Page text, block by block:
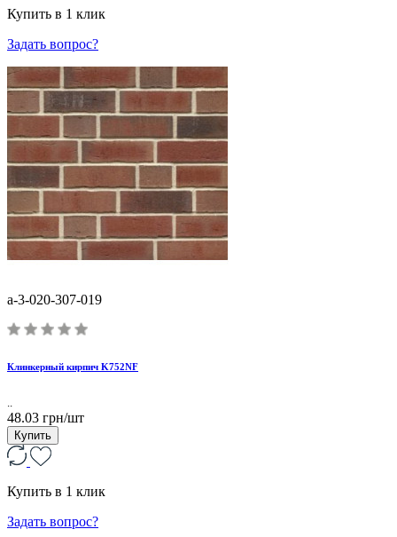
Купить в 1 клик
Задать вопрос?
a-3-020-307-019
Клинкерный кирпич K752NF
..
48.03 грн/шт
Купить
Купить в 1 клик
Задать вопрос?